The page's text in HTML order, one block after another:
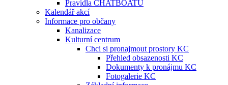
Pravidla CHATBOATU
Kalendář akcí
Informace pro občany
Kanalizace
Kulturní centrum
Chci si pronajmout prostory KC
Přehled obsazenosti KC
Dokumenty k pronájmu KC
Fotogalerie KC